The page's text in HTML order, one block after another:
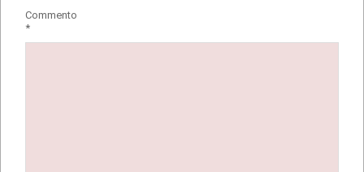
Commento
*